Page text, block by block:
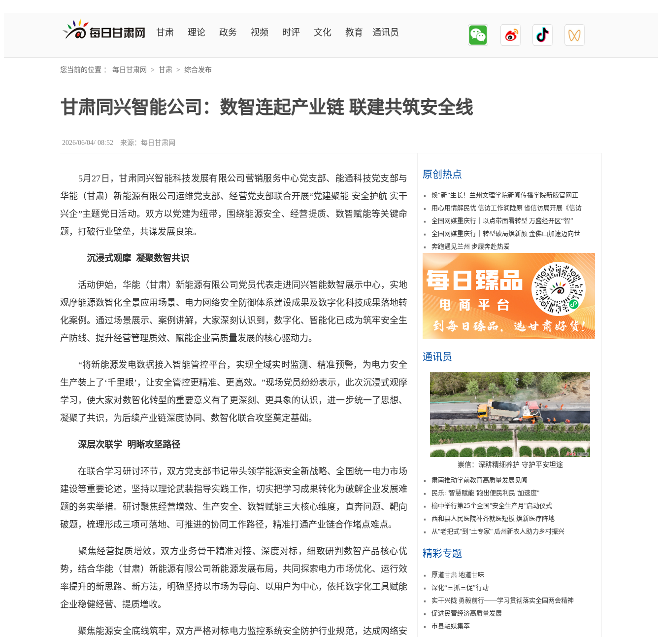
甘肃 理论 政务 视频 时评 文化 教育 通讯员
您当前的位置 ： 每日甘肃网 > 甘肃 > 综合发布
甘肃同兴智能公司：数智连起产业链 联建共筑安全线
2026/06/04/ 08:52 来源： 每日甘肃网
5月27日，甘肃同兴智能科技发展有限公司营销服务中心党支部、能通科技党支部与
华能（甘肃）新能源有限公司运维党支部、经营党支部联合开展“党建聚能 安全护航 实干
兴企”主题党日活动。双方以党建为纽带，围绕能源安全、经营提质、数智赋能等关键命
题，打破行业壁垒，共谋发展良策。
沉浸式观摩 凝聚数智共识
活动伊始，华能（甘肃）新能源有限公司党员代表走进同兴智能数智展示中心，实地
观摩能源数智化全景应用场景、电力网络安全防御体系建设成果及数字化科技成果落地转
化案例。通过场景展示、案例讲解，大家深刻认识到，数字化、智能化已成为筑牢安全生
产防线、提升经营管理质效、赋能企业高质量发展的核心驱动力。
“将新能源发电数据接入智能管控平台，实现全域实时监测、精准预警，为电力安全
生产装上了‘千里眼’，让安全管控更精准、更高效。”现场党员纷纷表示，此次沉浸式观摩
学习，使大家对数智化转型的重要意义有了更深刻、更具象的认识，进一步统一了思想、
凝聚了共识，为后续产业链深度协同、数智化联合攻坚奠定基础。
深层次联学 明晰攻坚路径
在联合学习研讨环节，双方党支部书记带头领学能源安全新战略、全国统一电力市场
建设等重要论述，坚持以理论武装指导实践工作，切实把学习成果转化为破解企业发展难
题的务实举措。研讨聚焦经营增效、生产安全、数智赋能三大核心维度，直奔问题、靶向
破题，梳理形成三项可落地、可推进的协同工作路径，精准打通产业链合作堵点难点。
聚焦经营提质增效，双方业务骨干精准对接、深度对标，细致研判数智产品核心优
势，结合华能（甘肃）新能源有限公司新能源发展布局，共同探索电力市场优化、运行效
率提升的新思路、新方法，明确坚持以市场为导向、以用户为中心，依托数字化工具赋能
企业稳健经营、提质增收。
聚焦能源安全底线筑牢，双方严格对标电力监控系统安全防护行业规范，达成网络安
原创热点
焕“新”生长！兰州文理学院新闻传播学院新版官网正
用心用情解民忧 信访工作润陇原 省信访局开展《信访
全国网媒重庆行｜以点带面看转型 万盛经开区“智”
全国网媒重庆行｜转型破局焕新颜 金佛山加速迈向世
奔跑遇见兰州 步履奔赴热爱
通讯员
崇信：深耕精细养护 守护平安坦途
肃南推动学前教育高质量发展见闻
民乐:"智慧赋能"跑出便民利民"加速度"
榆中举行第25个全国"安全生产月"启动仪式
西和县人民医院补齐就医短板 焕新医疗阵地
从"老把式"到"土专家" 瓜州新农人助力乡村振兴
精彩专题
厚道甘肃 地道甘味
深化“三抓三促”行动
实干兴陇 勇毅前行——学习贯彻落实全国两会精神
促进民营经济高质量发展
市县融媒集萃